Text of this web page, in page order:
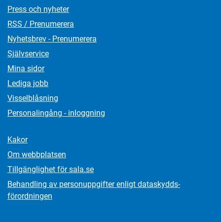
Press och nyheter
RSS / Prenumerera
Nyhetsbrev - Prenumerera
Självservice
Mina sidor
Lediga jobb
Visselblåsning
Personalingång - inloggning
Kakor
Om webbplatsen
Tillgänglighet för sala.se
Behandling av personuppgifter enligt dataskydds­
förordningen